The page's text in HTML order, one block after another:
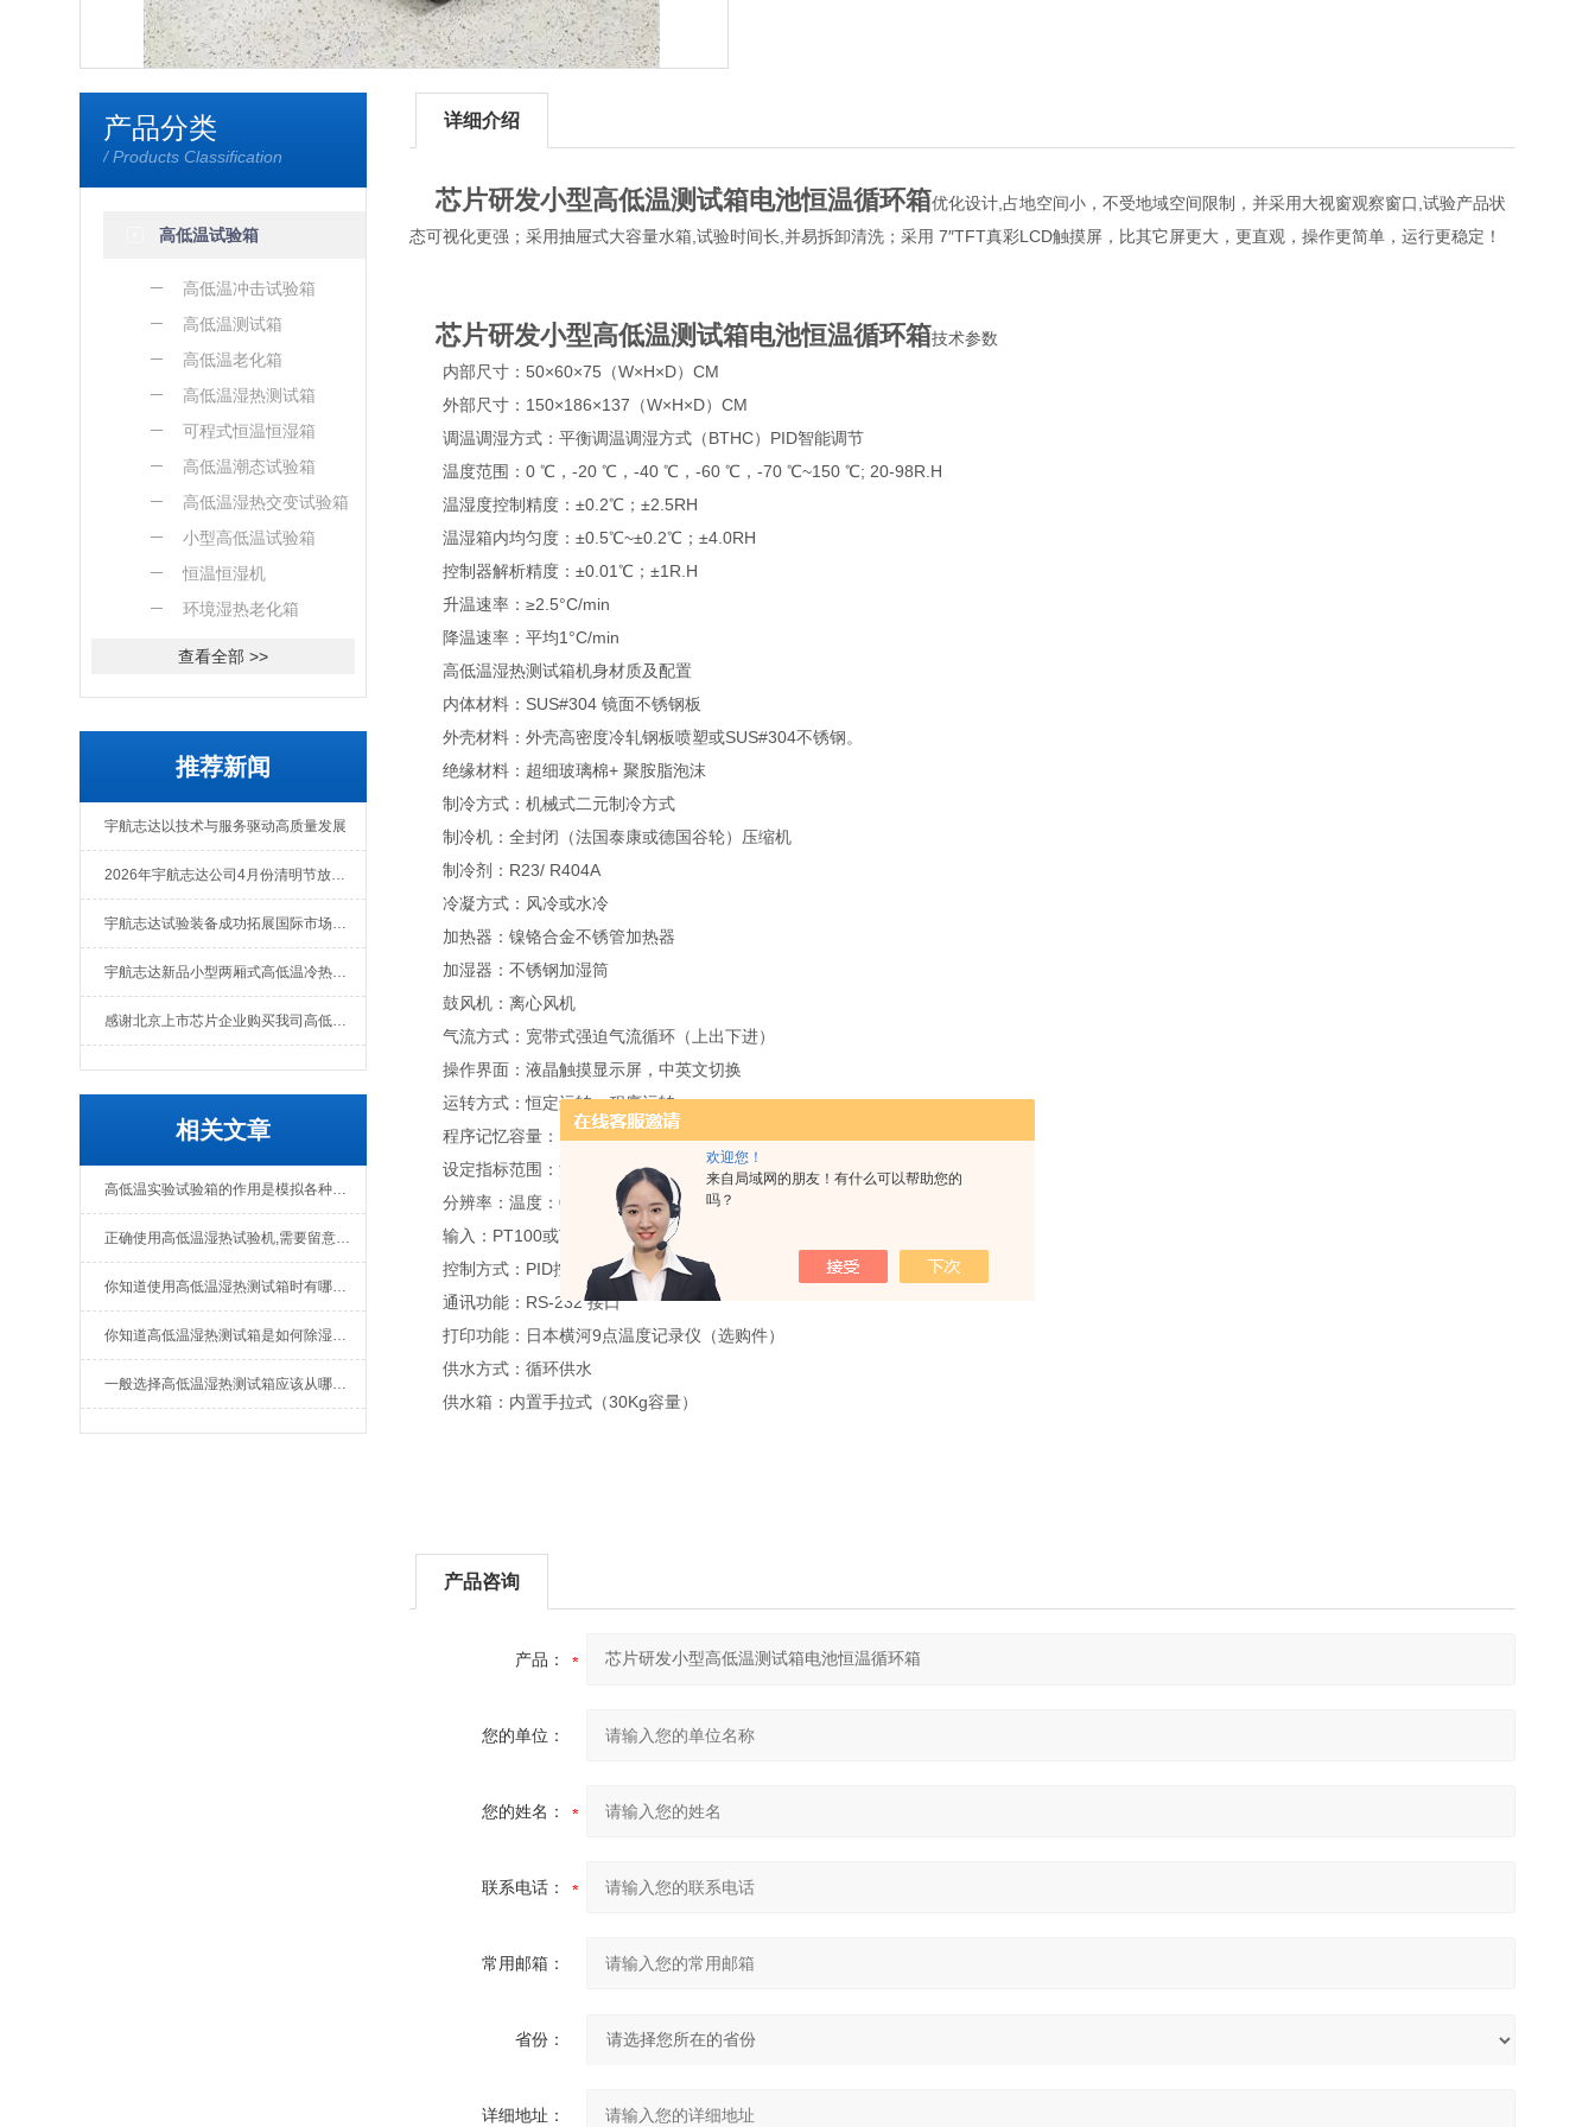
欢迎您！
来自局域网的朋友！有什么可以帮助您的
吗？
产品分类
/ Products Classification
高低温试验箱
高低温冲击试验箱
高低温测试箱
高低温老化箱
高低温湿热测试箱
可程式恒温恒湿箱
高低温潮态试验箱
高低温湿热交变试验箱
小型高低温试验箱
恒温恒湿机
环境湿热老化箱
查看全部 >>
推荐新闻
宇航志达以技术与服务驱动高质量发展
2026年宇航志达公司4月份清明节放假通知
宇航志达试验装备成功拓展国际市场出口肯尼亚
宇航志达新品小型两厢式高低温冷热冲击试验箱
感谢北京上市芯片企业购买我司高低温冲击热流仪
相关文章
高低温实验试验箱的作用是模拟各种气候条件
正确使用高低温湿热试验机,需要留意这些问题
你知道使用高低温湿热测试箱时有哪些需要我们注意的地方吗？
你知道高低温湿热测试箱是如何除湿的吗？
一般选择高低温湿热测试箱应该从哪方面入手?
详细介绍
芯片研发小型高低温测试箱电池恒温循环箱优化设计,占地空间小，不受地域空间限制，并采用大视窗观察窗口,试验产品状
态可视化更强；采用抽屉式大容量水箱,试验时间长,并易拆卸清洗；采用 7″TFT真彩LCD触摸屏，比其它屏更大，更直观，操作更简单，运行更稳定！
芯片研发小型高低温测试箱电池恒温循环箱技术参数
内部尺寸：50×60×75（W×H×D）CM
外部尺寸：150×186×137（W×H×D）CM
调温调湿方式：平衡调温调湿方式（BTHC）PID智能调节
温度范围：0 ℃，-20 ℃，-40 ℃，-60 ℃，-70 ℃~150 ℃; 20-98R.H
温湿度控制精度：±0.2℃；±2.5RH
温湿箱内均匀度：±0.5℃~±0.2℃；±4.0RH
控制器解析精度：±0.01℃；±1R.H
升温速率：≥2.5°C/min
降温速率：平均1°C/min
高低温湿热测试箱机身材质及配置
内体材料：SUS#304 镜面不锈钢板
外壳材料：外壳高密度冷轧钢板喷塑或SUS#304不锈钢。
绝缘材料：超细玻璃棉+ 聚胺脂泡沫
制冷方式：机械式二元制冷方式
制冷机：全封闭（法国泰康或德国谷轮）压缩机
制冷剂：R23/ R404A
冷凝方式：风冷或水冷
加热器：镍铬合金不锈管加热器
加湿器：不锈钢加湿筒
鼓风机：离心风机
气流方式：宽带式强迫气流循环（上出下进）
操作界面：液晶触摸显示屏，中英文切换
运转方式：恒定运转、程序运转
程序记忆容量：120 组可编程序、每个程序*大100 （段）
设定指标范围：温度：-100℃+300℃湿度：99.9％R.H
分辨率：温度：0.1℃湿度：0.1％R.H
输入：PT100或T型热电偶
控制方式：PID控制
通讯功能：RS-232 接口
打印功能：日本横河9点温度记录仪（选购件）
供水方式：循环供水
供水箱：内置手拉式（30Kg容量）
产品咨询
产品：
您的单位：
您的姓名：
联系电话：
常用邮箱：
省份：
详细地址：